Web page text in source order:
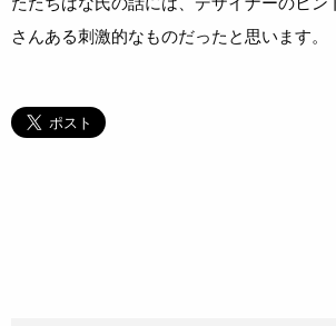
さんある刺激的なものだったと思います。